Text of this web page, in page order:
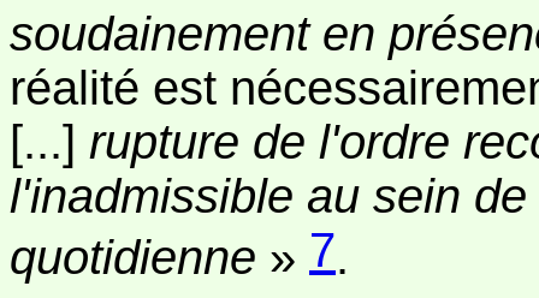
soudainement en
réalité est
[...] rupture de l'ordre
l'inadmissible au sein
quotidienne » 7.